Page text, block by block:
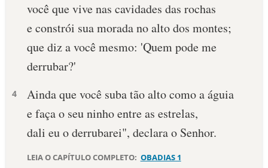
SALMO DO DIA
DEVOCIONAL DIÁRIO
ESTUDOS BÍBLICOS
você que vive nas cavidades das rochas
e constrói sua morada no alto dos mon­tes;
que diz a você mesmo: 'Quem pode me
derrubar?'
4
Ainda que você suba tão alto como a águia
e faça o seu ninho entre as estrelas,
dali eu o derrubarei", declara o Senhor.
LEIA O CAPÍTULO COMPLETO: OBADIAS 1